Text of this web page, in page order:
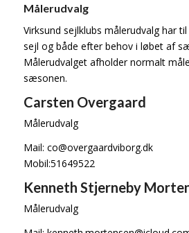
Målerudvalg
Virksund sejlklubs målerudvalg har
sejl og både efter behov i løbet af
Målerudvalget afholder normalt
sæsonen.
Carsten Overgaard
Målerudvalg
Mail: co@overgaardviborg.dk
Mobil:51649522
Kenneth Stjerneby
Målerudvalg